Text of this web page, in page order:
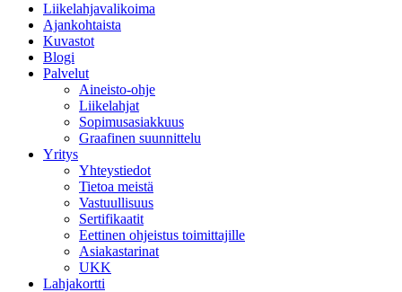
Liikelahjavalikoima
Ajankohtaista
Kuvastot
Blogi
Palvelut
Aineisto-ohje
Liikelahjat
Sopimusasiakkuus
Graafinen suunnittelu
Yritys
Yhteystiedot
Tietoa meistä
Vastuullisuus
Sertifikaatit
Eettinen ohjeistus toimittajille
Asiakastarinat
UKK
Lahjakortti